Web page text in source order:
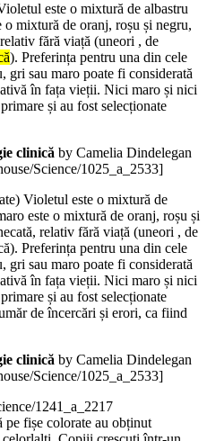
este o mixtură de albastru
o mixtură de oranj, roșu și negru,
fără viață (uneori , de
). Preferința pentru una din cele
gri sau maro poate fi considerată
în fața vieții. Nici maro și nici
și au fost selecționate
clinică by Camelia Dindelegan
Science/1025_a_2533]
Violetul este o mixtură de
este o mixtură de oranj, roșu și
relativ fără viață (uneori , de
Preferința pentru una din cele
gri sau maro poate fi considerată
în fața vieții. Nici maro și nici
și au fost selecționate
de încercări și erori, ca fiind
clinică by Camelia Dindelegan
Science/1025_a_2533]
1241_a_2217
pe fișe colorate au obținut